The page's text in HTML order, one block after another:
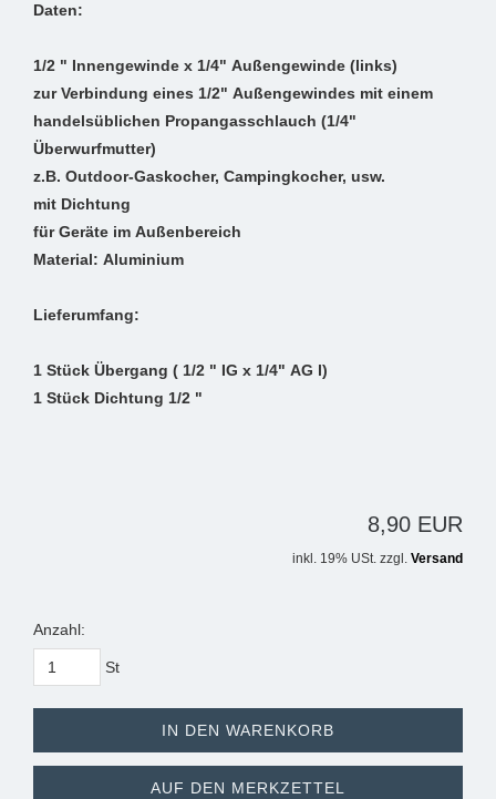
Daten:
1/2 " Innengewinde x 1/4" Außengewinde (links)
zur Verbindung eines 1/2" Außengewindes mit einem
handelsüblichen Propangasschlauch (1/4"
Überwurfmutter)
z.B. Outdoor-Gaskocher, Campingkocher, usw.
mit Dichtung
für Geräte im Außenbereich
Material: Aluminium
Lieferumfang:
1 Stück Übergang ( 1/2 " IG x 1/4" AG l)
1 Stück Dichtung 1/2 "
8,90 EUR
inkl. 19% USt. zzgl. Versand
Anzahl:
St
IN DEN WARENKORB
AUF DEN MERKZETTEL